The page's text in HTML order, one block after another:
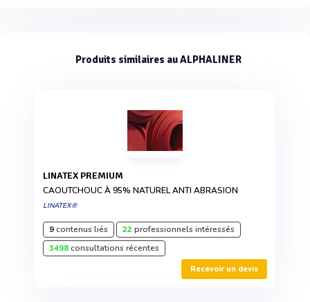
Produits similaires au ALPHALINER
LINATEX PREMIUM
CAOUTCHOUC À 95% NATUREL ANTI ABRASION
LINATEX®
9contenus liés 22professionnels intéressés
3498consultations récentes
Recevoir un devis